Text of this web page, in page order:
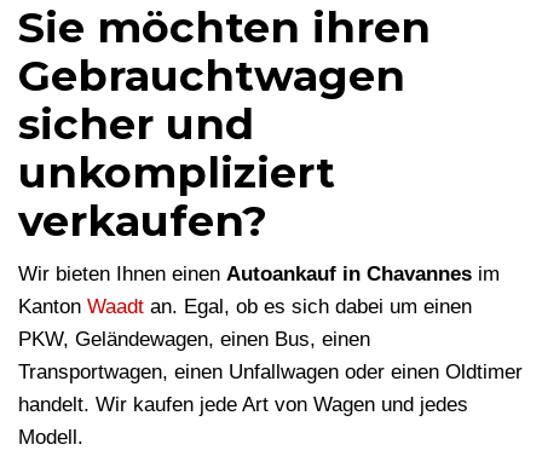
Sie möchten ihren
Gebrauchtwagen
sicher und
unkompliziert
verkaufen?
Wir bieten Ihnen einen Autoankauf in Chavannes im
Kanton Waadt an. Egal, ob es sich dabei um einen
PKW, Geländewagen, einen Bus, einen
Transportwagen, einen Unfallwagen oder einen Oldtimer
handelt. Wir kaufen jede Art von Wagen und jedes
Modell.